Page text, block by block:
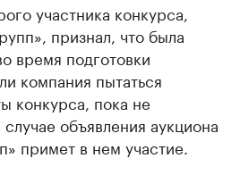
участника конкурса,
признал, что была
время подготовки
компания пытаться
конкурса, пока не
объявления аукциона
примет в нем участие.